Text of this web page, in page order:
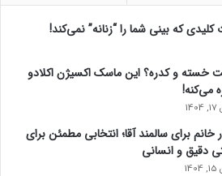
خسته و کدره؟ این ماسک اکسیژن اکلادو
می‌کنه!
خانم برای سالمند آقا؛ انتخابی مطمئن برای
دقیق و انسانی